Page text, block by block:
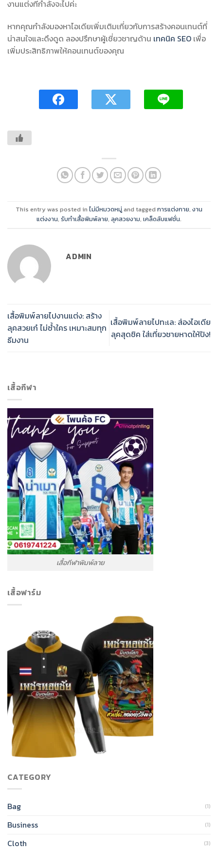
งานแต่งที่กำลังจะไปค่ะ
หากคุณกำลังมองหาไอเดียเพิ่มเติมเกี่ยวกับการสร้างคอนเทนต์ที่
น่าสนใจและดึงดูด ลองปรึกษาผู้เชี่ยวชาญด้าน เทคนิค SEO เพื่อ
เพิ่มประสิทธิภาพให้คอนเทนต์ของคุณ
This entry was posted in ไม่มีหมวดหมู่and tagged การแต่งกาย, งาน
แต่งงาน, รับทำเสื้อพิมพ์ลาย, ลุคสวยงาม, เคล็ดลับแฟชั่น.
ADMIN
เสื้อพิมพ์ลายไปงานแต่ง: สร้าง
ลุคสวยเก๋ ไม่ซ้ำใคร เหมาะสมทุก
ธีมงาน
เสื้อพิมพ์ลายไปทะเล: ส่องไอเดีย
ลุคสุดชิค ใส่เที่ยวชายหาดให้ปัง!
เสื้อกีฬา
เสื้อกีฬาพิมพ์ลาย
เสื้อฟาร์ม
CATEGORY
Bag (1)
Business (1)
Cloth (3)